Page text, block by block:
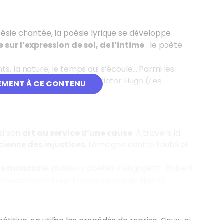
À CE CONTENU
chantée, la poésie lyrique se développe
sur l’expression de soi, de l’intime: le poète
la nature, le temps qui s’écoule… Parmi les
Alfred de Vigny, Victor Hugo (Les